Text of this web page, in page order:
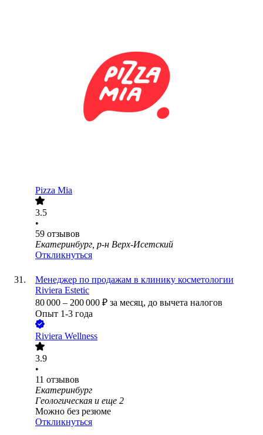
Pizza Mia
3.5
•
59 отзывов
Екатеринбург, р-н Верх-Исетский
Откликнуться
Менеджер по продажам в клинику косметологии
Riviera Estetic
80 000 – 200 000 ₽ за месяц, до вычета налогов
Опыт 1-3 года
Riviera Wellness
3.9
•
11 отзывов
Екатеринбург
Геологическая и еще 2
Можно без резюме
Откликнуться